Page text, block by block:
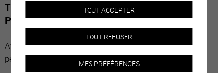
The Stars' Share - Photographies de Gérard-
Philippe Mabillard
Avec “The Stars’ Share”, le vin valaisan réunit des
personnalités du monde entier.
TOUT ACCEPTER
TOUT REFUSER
MES PRÉFÉRENCES